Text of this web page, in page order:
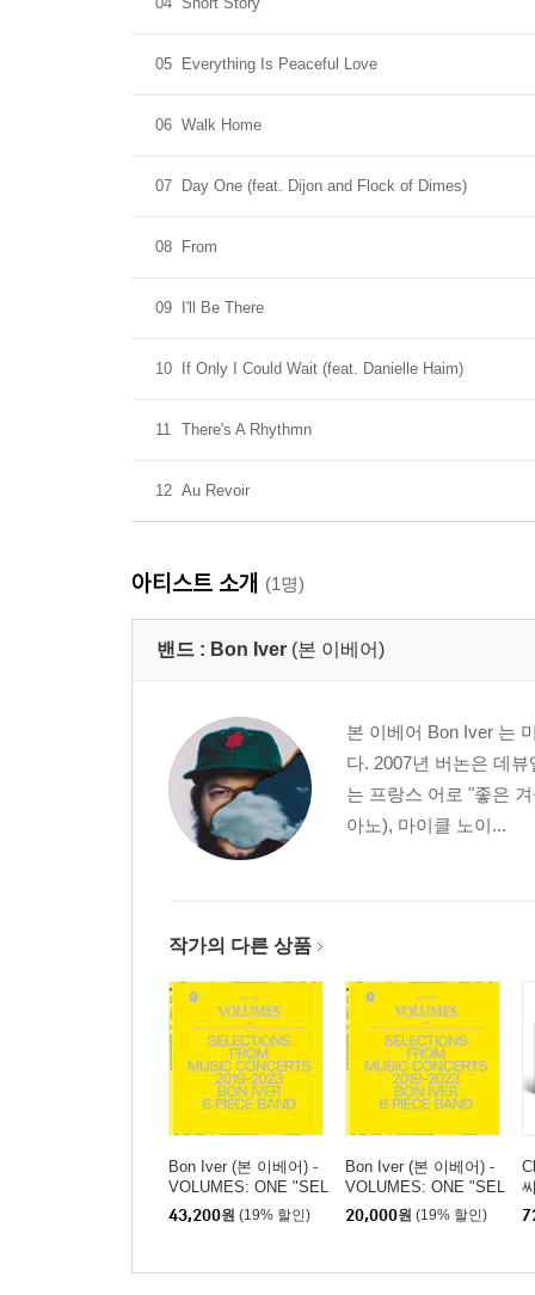
05 Everything Is Peaceful Love
06 Walk Home
07 Day One (feat. Dijon and Flock of Dimes)
08 From
09 I'll Be There
10 If Only I Could Wait (feat. Danielle Haim)
11 There's A Rhythmn
12 Au Revoir
아티스트 소개 (1명)
밴드 : Bon Iver (본 이베어)
본 이베어 Bon Iver 는
다. 2007년 버논은 데
는 프랑스 어로 "좋은
아노), 마이클 노이...
작가의 다른 상품
Bon Iver (본 이베어) -
VOLUMES: ONE "SEL
ECTIONS FROM MUS
IC CONCERTS 2019-2
E BAND” [LP]
43,200원 (19% 할인)
Bon Iver (본 이베어) -
VOLUMES: ONE "SEL
ECTIONS FROM MUS
IC CONCERTS 2019-2
E BAND”
20,000원 (19% 할인)